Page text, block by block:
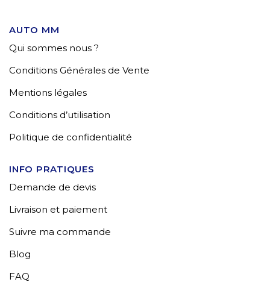
AUTO MM
Qui sommes nous ?
Conditions Générales de Vente
Mentions légales
Conditions d’utilisation
Politique de confidentialité
INFO PRATIQUES
Demande de devis
Livraison et paiement
Suivre ma commande
Blog
FAQ